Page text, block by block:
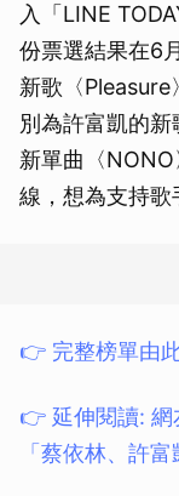
入「LINE
份票選結果在6
新歌〈
別為許富凱的
新單曲〈
線，想為支持歌
👉 完整榜單由
👉 延伸閱讀: 網
「蔡依林、許